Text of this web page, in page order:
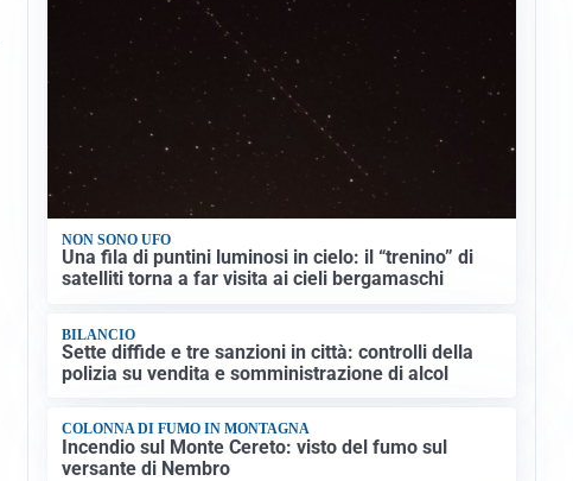
NON SONO UFO
Una fila di puntini luminosi in cielo: il “trenino” di
satelliti torna a far visita ai cieli bergamaschi
BILANCIO
Sette diffide e tre sanzioni in città: controlli della
polizia su vendita e somministrazione di alcol
COLONNA DI FUMO IN MONTAGNA
Incendio sul Monte Cereto: visto del fumo sul
versante di Nembro